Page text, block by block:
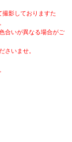
影しておりますた
合いが異なる場合がご
いませ。